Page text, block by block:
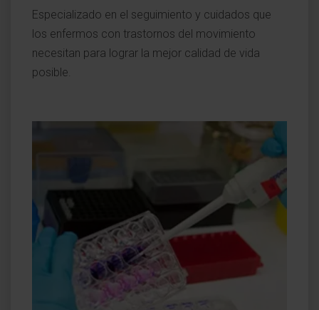
Especializado en el seguimiento y cuidados que
los enfermos con trastornos del movimiento
necesitan para lograr la mejor calidad de vida
posible.